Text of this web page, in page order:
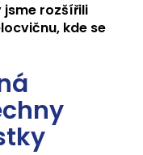
jsme rozšířili
kde se